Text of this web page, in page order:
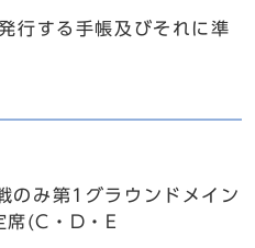
⾏する⼿帳及びそれに準
のみ第1グラウンドメイン
席(C・D・E